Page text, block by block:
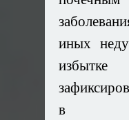
иных
избытке
в